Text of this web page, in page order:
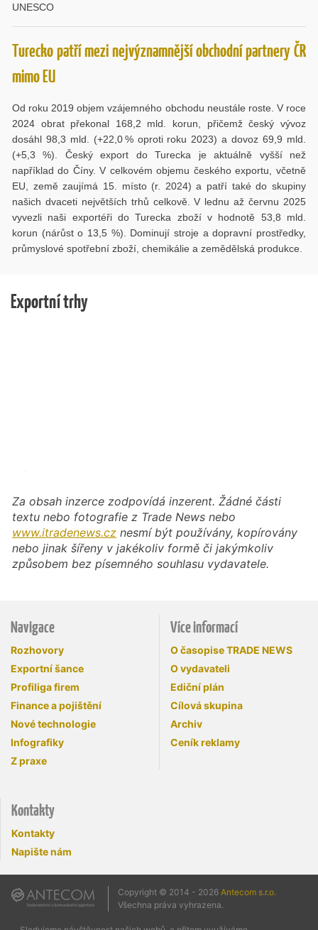
UNESCO
Turecko patří mezi nejvýznamnější obchodní partnery ČR
mimo EU
Od roku 2019 objem vzájemného obchodu neustále roste. V roce
2024 obrat překonal 168,2 mld. korun, přičemž český vývoz
dosáhl 98,3 mld. (+22,0 % oproti roku 2023) a dovoz 69,9 mld.
(+5,3 %). Český export do Turecka je aktuálně vyšší než
například do Číny. V celkovém objemu českého exportu, včetně
EU, země zaujímá 15. místo (r. 2024) a patří také do skupiny
našich dvaceti největších trhů celkově. V lednu až červnu 2025
vyvezli naši exportéři do Turecka zboží v hodnotě 53,8 mld.
korun (nárůst o 13,5 %). Dominují stroje a dopravní prostředky,
průmyslové spotřební zboží, chemikálie a zemědělská produkce.
Exportní trhy
Za obsah inzerce zodpovídá inzerent. Žádné části
textu nebo fotografie z Trade News nebo
www.itradenews.cz nesmí být používány, kopírovány
nebo jinak šířeny v jakékoliv formě či jakýmkoliv
způsobem bez písemného souhlasu vydavatele.
Navigace
Rozhovory
Exportní šance
Profiliga firem
Finance a pojištění
Nové technologie
Infografiky
Z praxe
Více informací
O časopise TRADE NEWS
O vydavateli
Ediční plán
Cílová skupina
Archiv
Ceník reklamy
Kontakty
Kontakty
Napište nám
Copyright © 2014 - 2026 Antecom s.r.o.
Všechna práva vyhrazena.